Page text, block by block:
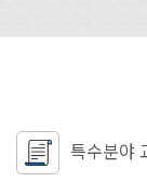
특수분야